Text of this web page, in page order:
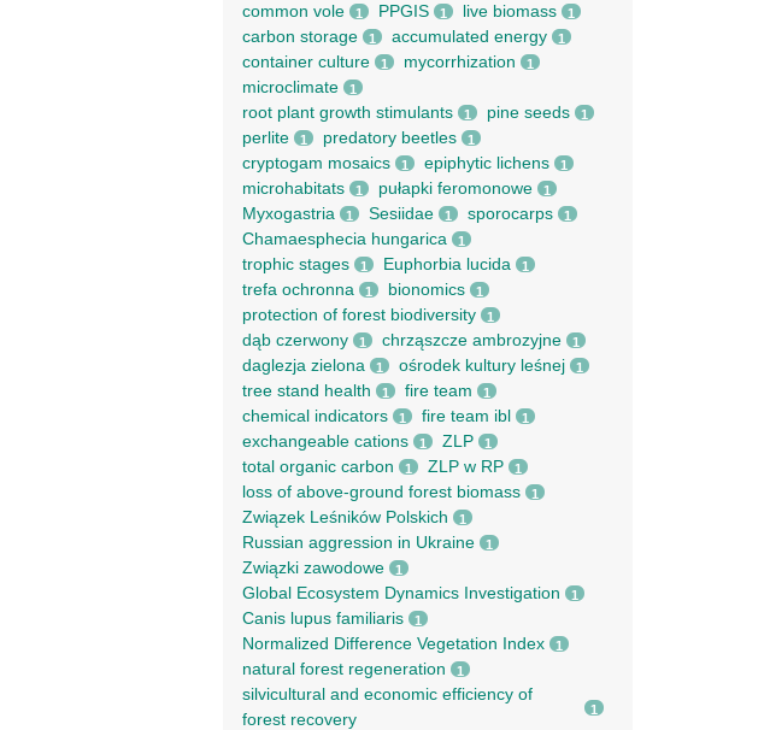
common vole 1 PPGIS 1 live biomass 1
carbon storage 1 accumulated energy 1
container culture 1 mycorrhization 1
microclimate 1
root рlant growth stimulants 1 pine seeds 1
perlite 1 predatory beetles 1
cryptogam mosaics 1 epiphytic lichens 1
microhabitats 1 pułapki feromonowe 1
Myxogastria 1 Sesiidae 1 sporocarps 1
Chamaesphecia hungarica 1
trophic stages 1 Euphorbia lucida 1
trefa ochronna 1 bionomics 1
protection of forest biodiversity 1
dąb czerwony 1 chrząszcze ambrozyjne 1
daglezja zielona 1 ośrodek kultury leśnej 1
tree stand health 1 fire team 1
chemical indicators 1 fire team ibl 1
exchangeable cations 1 ZLP 1
total organic carbon 1 ZLP w RP 1
loss of above-ground forest biomass 1
Związek Leśników Polskich 1
Russian aggression in Ukraine 1
Związki zawodowe 1
Global Ecosystem Dynamics Investigation 1
Canis lupus familiaris 1
Normalized Difference Vegetation Index 1
natural forest regeneration 1
silvicultural and economic efficiency of
forest recovery
1